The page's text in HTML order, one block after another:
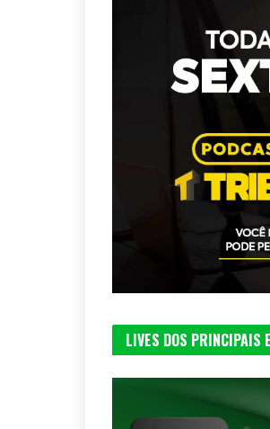
LIVES DOS PRINCIPAIS